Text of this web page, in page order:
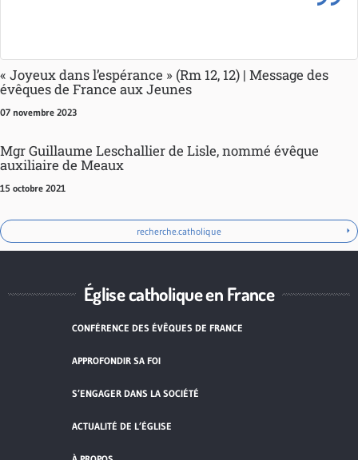
« Joyeux dans l’espérance » (Rm 12, 12) | Message des
évêques de France aux Jeunes
07 novembre 2023
Mgr Guillaume Leschallier de Lisle, nommé évêque
auxiliaire de Meaux
15 octobre 2021
recherche.catholique
Église catholique en France
CONFÉRENCE DES ÉVÊQUES DE FRANCE
APPROFONDIR SA FOI
S’ENGAGER DANS LA SOCIÉTÉ
ACTUALITÉ DE L’ÉGLISE